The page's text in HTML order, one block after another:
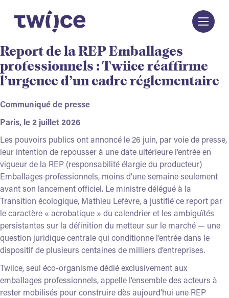
contenu
Report de la REP Emballages
professionnels : Twiice réaffirme
l’urgence d’un cadre réglementaire
Communiqué de presse
Paris, le2 juillet 2026
Les pouvoirs publics ont annoncé le 26 juin, par voie de presse,
leur intention de repousser à une date ultérieure l’entrée en
vigueur de la REP (responsabilité élargie du producteur)
Emballages professionnels, moins d’une semaine seulement
avant son lancement officiel. Le ministre délégué à la
Transition écologique, Mathieu Lefèvre, a justifié ce report par
le caractère « acrobatique » du calendrier et les ambiguïtés
persistantes sur la définition du metteur sur le marché — une
question juridique centrale qui conditionne l’entrée dans le
dispositif de plusieurs centaines de milliers d’entreprises.
Twiice, seul éco-organisme dédié exclusivement aux
emballages professionnels, appelle l’ensemble des acteurs à
rester mobilisés pour construire dès aujourd’hui une REP